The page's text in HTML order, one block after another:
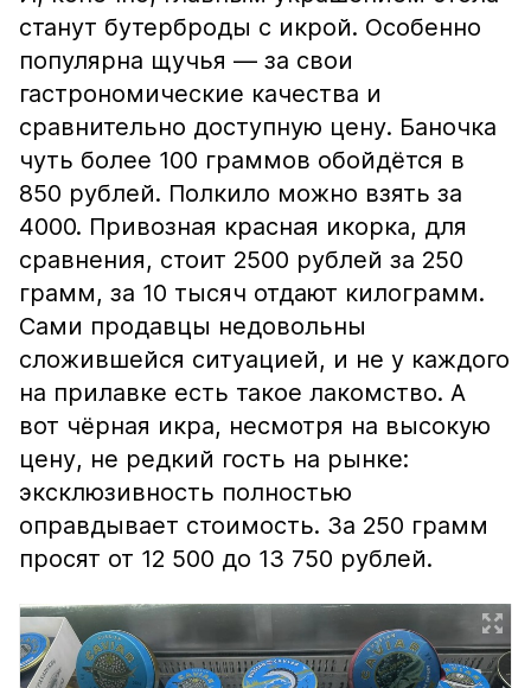
станут бутерброды с икрой. Особенно
популярна щучья — за свои
гастрономические качества и
сравнительно доступную цену. Баночка
чуть более 100 граммов обойдётся в
850 рублей. Полкило можно взять за
4000. Привозная красная икорка, для
сравнения, стоит 2500 рублей за 250
грамм, за 10 тысяч отдают килограмм.
Сами продавцы недовольны
сложившейся ситуацией, и не у каждого
на прилавке есть такое лакомство. А
вот чёрная икра, несмотря на высокую
цену, не редкий гость на рынке:
эксклюзивность полностью
оправдывает стоимость. За 250 грамм
просят от 12 500 до 13 750 рублей.